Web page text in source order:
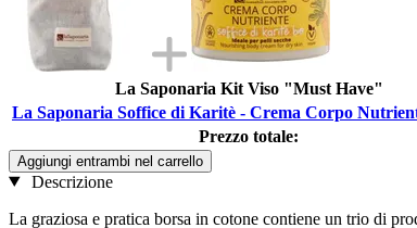
La Saponaria Kit Viso "Must Have"
La Saponaria Soffice di Karitè - Crema Corpo
Prezzo totale:
Aggiungi entrambi nel carrello
Descrizione
La graziosa e pratica borsa in cotone contiene un trio di